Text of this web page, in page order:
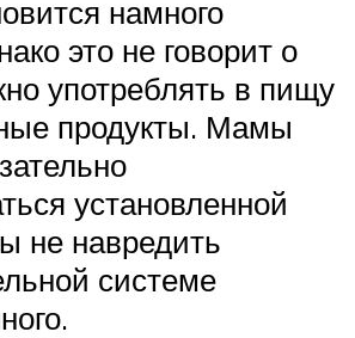
намного
это не говорит о
употреблять в пищу
продукты. Мамы
установленной
не навредить
системе